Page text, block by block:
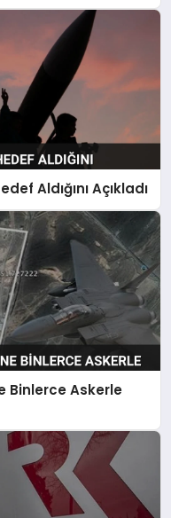
Aldığını Açıkladı
Binlerce Askerle